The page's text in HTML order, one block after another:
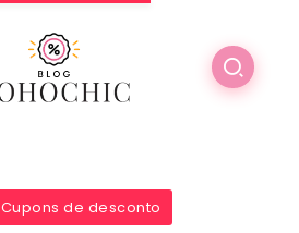
Cupons de desconto